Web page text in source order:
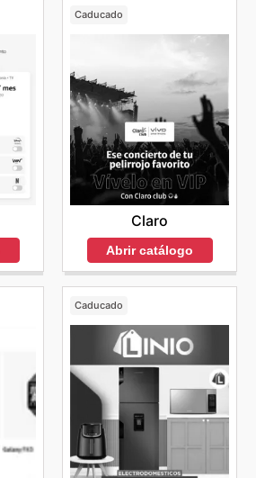
Caducado
Claro
Abrir catálogo
Caducado